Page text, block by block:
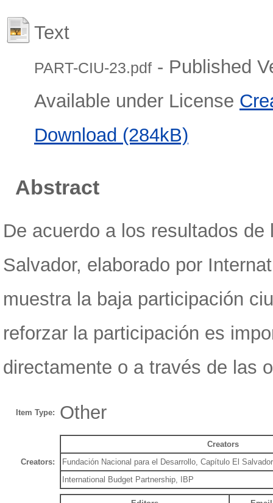
Text
PART-CIU-23.pdf - Published
Available under License
Download (284kB)
Abstract
De acuerdo a los resultados
Salvador, elaborado por
muestra la baja participación
reforzar la participación es
directamente o a través de las
Item Type: Other
Creators:
Creators
Fundación Nacional para el Desarrollo, Capítulo El
International Budget Partnership, IBP